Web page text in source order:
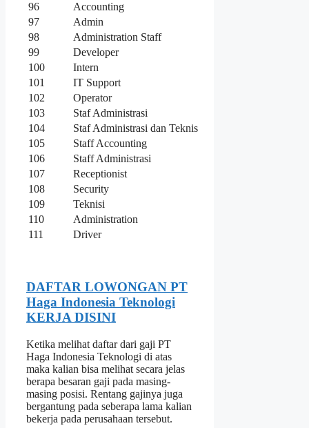
96
Accounting
97
Admin
98
Administration Staff
99
Developer
100
Intern
101
IT Support
102
Operator
103
Staf Administrasi
104
Staf Administrasi dan Teknis
105
Staff Accounting
106
Staff Administrasi
107
Receptionist
108
Security
109
Teknisi
110
Administration
111
Driver
DAFTAR LOWONGAN PT
Haga Indonesia Teknologi
KERJA DISINI
Ketika melihat daftar dari gaji PT
Haga Indonesia Teknologi di atas
maka kalian bisa melihat secara jelas
berapa besaran gaji pada masing-
masing posisi. Rentang gajinya juga
bergantung pada seberapa lama kalian
bekerja pada perusahaan tersebut.